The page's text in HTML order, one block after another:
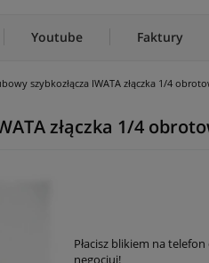
Youtube Faktury
szybkozłącza IWATA złączka 1/4
złączka 1/4
Płacisz blikiem na
negocjuj!